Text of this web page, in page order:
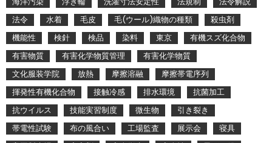
法令
水着 毛皮 毛(ウール)織物の種類
殺虫剤
機能性
検針 検品 染料 東京
有機スズ化合物
有害物質
有害化学物質管理
有害化学物質
文化服装学院
放熱 摩擦溶融
摩擦帯電序列
揮発性有機化合物
接触冷感 排水環境
抗菌加工
抗ウイルス
技能実習制度 微生物
引き裂き
帯電性試験
布の風合い 工場監査 展示会
寝具